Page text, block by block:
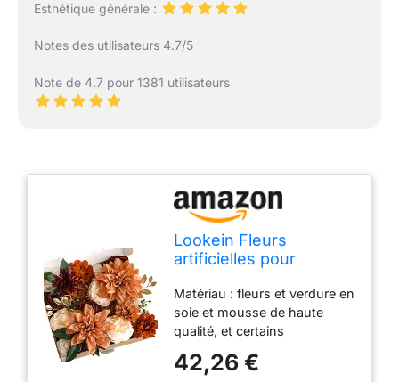
Esthétique générale :
Notes des utilisateurs 4.7/5
Note de 4.7 pour 1381 utilisateurs
Lookein Fleurs
artificielles pour
Bouquet de mariée,
centres de Table,
Guirlande de Fleurs,
Arche, décoration
d'intérieur, Terre Cuite
Matériau : fleurs et verdure en
soie et mousse de haute
qualité, et certains
d'embellissement. Meilleure
42,26 €